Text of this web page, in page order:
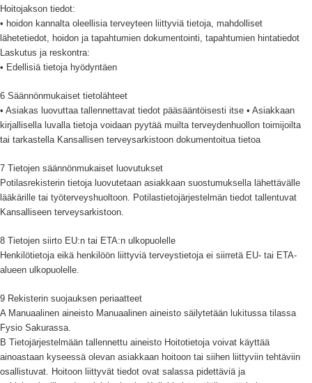
Hoitojakson tiedot:
• hoidon kannalta oleellisia terveyteen liittyviä tietoja, mahdolliset
lähetetiedot, hoidon ja tapahtumien dokumentointi, tapahtumien hintatiedot
Laskutus ja reskontra:
• Edellisiä tietoja hyödyntäen
6 Säännönmukaiset tietolähteet
• Asiakas luovuttaa tallennettavat tiedot pääsääntöisesti itse • Asiakkaan
kirjallisella luvalla tietoja voidaan pyytää muilta terveydenhuollon toimijoilta
tai tarkastella Kansallisen terveysarkistoon dokumentoitua tietoa
7 Tietojen säännönmukaiset luovutukset
Potilasrekisterin tietoja luovutetaan asiakkaan suostumuksella lähettävälle
lääkärille tai työterveyshuoltoon. Potilastietojärjestelmän tiedot tallentuvat
Kansalliseen terveysarkistoon.
8 Tietojen siirto EU:n tai ETA:n ulkopuolelle
Henkilötietoja eikä henkilöön liittyviä terveystietoja ei siirretä EU- tai ETA-
alueen ulkopuolelle.
9 Rekisterin suojauksen periaatteet
A Manuaalinen aineisto Manuaalinen aineisto säilytetään lukitussa tilassa
Fysio Sakurassa.
B Tietojärjestelmään tallennettu aineisto Hoitotietoja voivat käyttää
ainoastaan kyseessä olevan asiakkaan hoitoon tai siihen liittyviin tehtäviin
osallistuvat. Hoitoon liittyvät tiedot ovat salassa pidettäviä ja